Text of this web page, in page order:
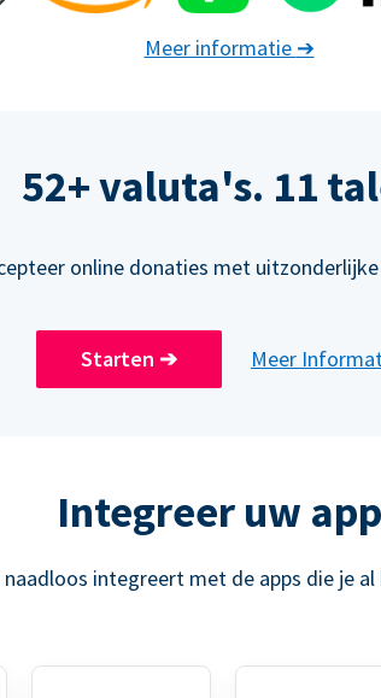
Meer informatie ➔
52+ valuta's. 11
online donaties met
Starten ➔ Meer
Integreer uw
integreert met de apps die je